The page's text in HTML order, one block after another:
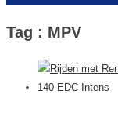
Tag : MPV